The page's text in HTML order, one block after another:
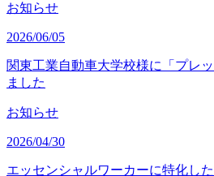
お知らせ
2026/06/05
関東工業自動車大学校様に「プレ
ました
お知らせ
2026/04/30
エッセンシャルワーカーに特化し